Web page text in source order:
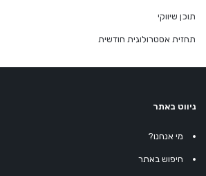
תוכן שיווקי
תחזית אסטרולוגית חודשית
ניווט באתר
מי אנחנו?
חיפוש באתר